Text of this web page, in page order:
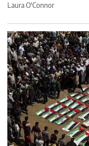
Laura O'Connor